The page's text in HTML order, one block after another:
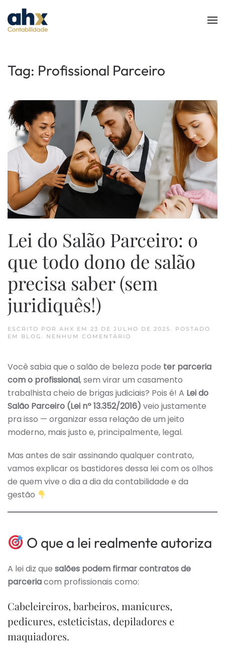
Skip to main content
Tag: Profissional Parceiro
Lei do Salão Parceiro: o
que todo dono de salão
precisa saber (sem
juridiquês!)
ESCRITO POR AHX EM 23 DE JULHO DE 2025. POSTADO
EM BLOG. NENHUM COMENTÁRIO
PARCEIRO:
QUE
TODO
DONO
DE
SALÃO
PRECISA
(SEM
Você sabia que o salão de beleza pode ter parceria
com o profissional, sem virar um casamento
trabalhista cheio de brigas judiciais? Pois é! A Lei do
Salão Parceiro (Lei nº 13.352/2016) veio justamente
pra isso — organizar essa relação de um jeito
moderno, mais justo e, principalmente, legal.
Mas antes de sair assinando qualquer contrato,
vamos explicar os bastidores dessa lei com os olhos
de quem vive o dia a dia da contabilidade e da
gestão
O que a lei realmente autoriza
A lei diz que salões podem firmar contratos de
parceriacom profissionais como:
Cabeleireiros, barbeiros, manicures,
pedicures, esteticistas, depiladores e
maquiadores.